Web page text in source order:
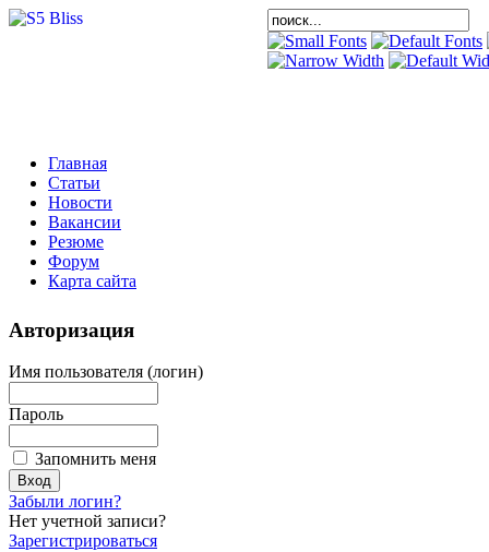
Главная
Статьи
Новости
Вакансии
Резюме
Форум
Карта сайта
Авторизация
Имя пользователя (логин)
Пароль
Запомнить меня
Забыли логин?
Нет учетной записи?
Зарегистрироваться